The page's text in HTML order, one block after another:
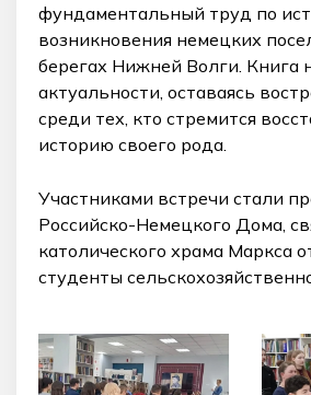
фундаментальный труд по
возникновения немецких
берегах Нижней Волги. Книга
актуальности, оставаясь
среди тех, кто стремится
историю своего рода.
Участниками встречи стали
Российско-Немецкого Дома,
католического храма Маркса
студенты